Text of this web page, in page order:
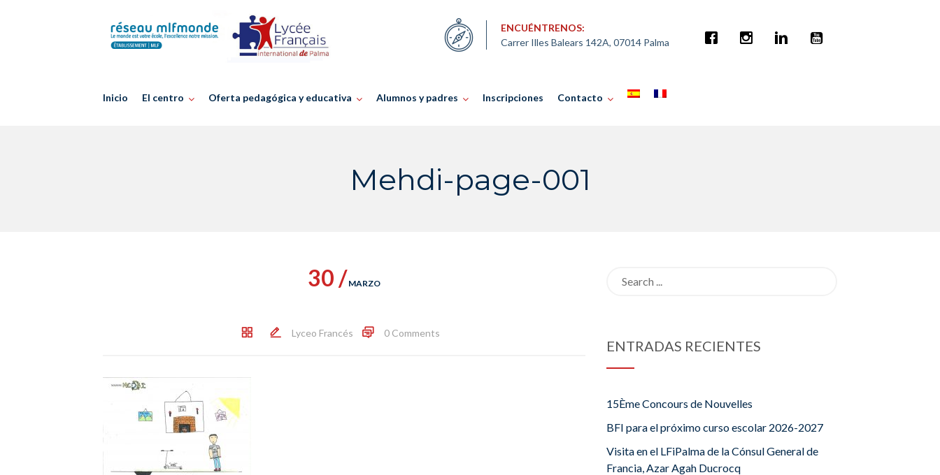
ENCUÉNTRENOS:
Carrer Illes Balears 142A, 07014 Palma
Inicio El centro Oferta pedagógica y educativa Alumnos y padres Inscripciones Contacto
Mehdi-page-001
30 / MARZO
Lyceo Francés 0 Comments
ENTRADAS RECIENTES
15Ème Concours de Nouvelles
BFI para el próximo curso escolar 2026-2027
Visita en el LFiPalma de la Cónsul General de
Francia, Azar Agah Ducrocq